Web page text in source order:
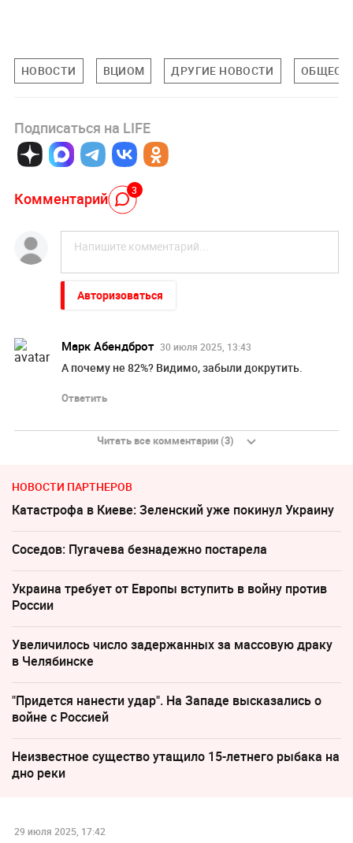
НОВОСТИ ВЦИОМ ДРУГИЕ НОВОСТИ
Подписаться на LIFE
Комментарий 3
Авторизоваться
Марк Абендброт 30 июля 2025, 13:43
А почему не 82%? Видимо, забыли докрутить.
Ответить
Читать все комментарии (3)
НОВОСТИ ПАРТНЕРОВ
Катастрофа в Киеве: Зеленский уже покинул Украину
Соседов: Пугачева безнадежно постарела
Украина требует от Европы вступить в войну против
России
Увеличилось число задержанных за массовую драку
в Челябинске
"Придется нанести удар". На Западе высказались о
войне с Россией
Неизвестное существо утащило 15-летнего рыбака на
дно реки
29 июля 2025, 17:42